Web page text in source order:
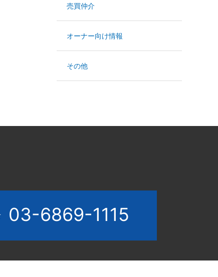
売買仲介
オーナー向け情報
その他
03-6869-1115